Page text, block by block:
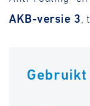
AKB-versie 3,